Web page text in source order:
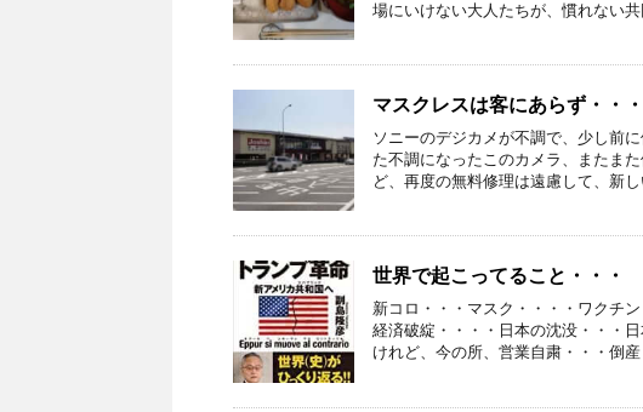
場にいけない大人たちが、慣れない
マスクレスは客にあらず・・
ソニーのデジカメが不調で、少し前
た不調になったこのカメラ、またま
ど、再度の無料修理は遠慮して、新
世界で起こってること・・・
新コロ・・・マスク・・・・ワクチ
経済破綻・・・・日本の沈没・・・
けれど、今の所、営業自粛・・・倒